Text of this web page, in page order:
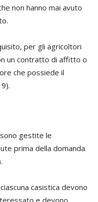
non hanno mai avuto
per gli agricoltori
un contratto di affitto o
che possiede il
gestite le
prima della domanda
casistica devono
e devono